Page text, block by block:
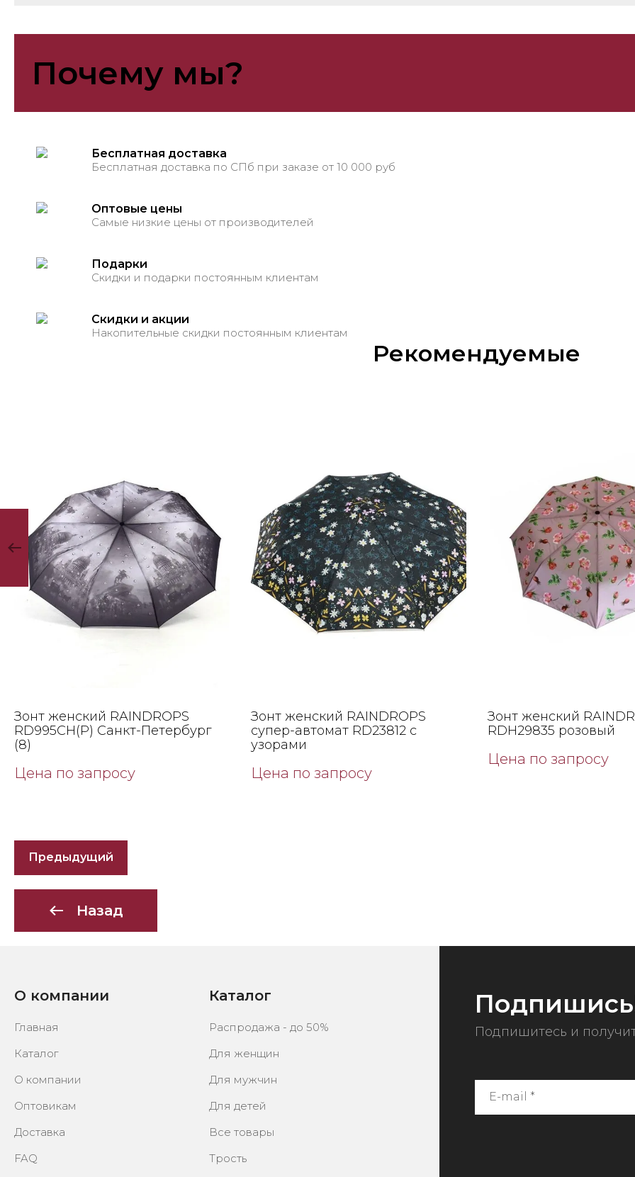
Почему мы?
Бесплатная доставка
Бесплатная доставка по СПб при заказе от 10 000 руб
Оптовые цены
Самые низкие цены от производителей
Подарки
Скидки и подарки постоянным клиентам
Скидки и акции
Накопительные скидки постоянным клиентам
Рекомендуемые
Зонт женский RAINDROPS
RD995CH(Р) Санкт-Петербург
(8)
Цена по запросу
Зонт женский RAINDROPS
супер-автомат RD23812 с
узорами
Цена по запросу
Зонт женский
RDН29835 розовый
Цена по запросу
Предыдущий
Назад
О компании
Главная
Каталог
О компании
Оптовикам
Доставка
FAQ
Каталог
Распродажа - до 50%
Для женщин
Для мужчин
Для детей
Все товары
Трость
Подпишитесь и